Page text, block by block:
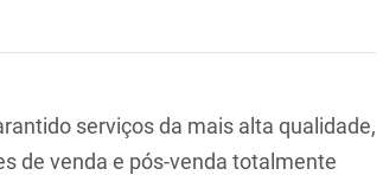
serviços da mais alta qualidade,
de venda e pós-venda totalmente